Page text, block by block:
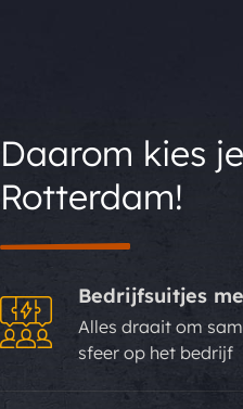
Daarom kies
Rotterdam!
Bedrijfsuitjes
Alles draait om
sfeer op het bedrijf